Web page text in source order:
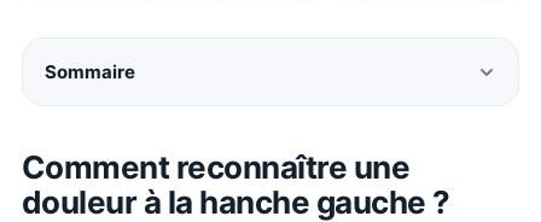
Sommaire
Comment reconnaître une
douleur à la hanche gauche ?